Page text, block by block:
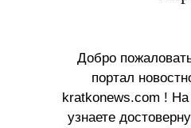
Добро
портал
kratkonews.com !
узнаете